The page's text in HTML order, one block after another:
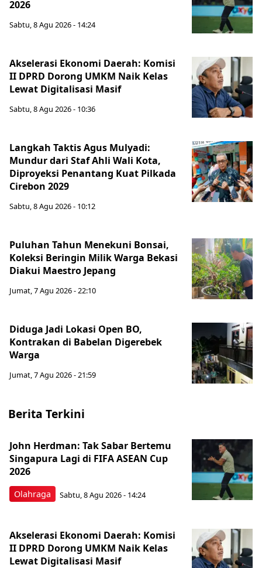
2026
Sabtu, 8 Agu 2026 - 14:24
Akselerasi Ekonomi Daerah: Komisi
II DPRD Dorong UMKM Naik Kelas
Lewat Digitalisasi Masif
Sabtu, 8 Agu 2026 - 10:36
Langkah Taktis Agus Mulyadi:
Mundur dari Staf Ahli Wali Kota,
Diproyeksi Penantang Kuat Pilkada
Cirebon 2029
Sabtu, 8 Agu 2026 - 10:12
Puluhan Tahun Menekuni Bonsai,
Koleksi Beringin Milik Warga Bekasi
Diakui Maestro Jepang
Jumat, 7 Agu 2026 - 22:10
Diduga Jadi Lokasi Open BO,
Kontrakan di Babelan Digerebek
Warga
Jumat, 7 Agu 2026 - 21:59
Berita Terkini
Olahraga
John Herdman: Tak Sabar Bertemu
Singapura Lagi di FIFA ASEAN Cup
2026
Sabtu, 8 Agu 2026 - 14:24
Akselerasi Ekonomi Daerah: Komisi
II DPRD Dorong UMKM Naik Kelas
Lewat Digitalisasi Masif